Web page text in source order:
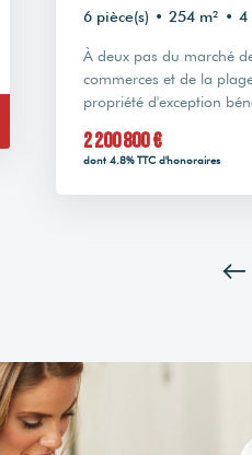
6 pièce(s) • 254 m² • 4
À deux pas du marché
commerces et de la
propriété d'exception
2 200 800 €
dont 4.8% TTC d'honoraires